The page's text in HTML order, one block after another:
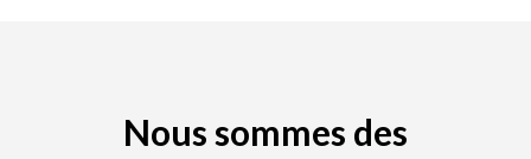
Nous sommes des